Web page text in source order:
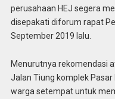
perusahaan HEJ segera
disepakati diforum rapat
September 2019 lalu.
Menurutnya rekomendasi
Jalan Tiung komplek
warga setempat untuk